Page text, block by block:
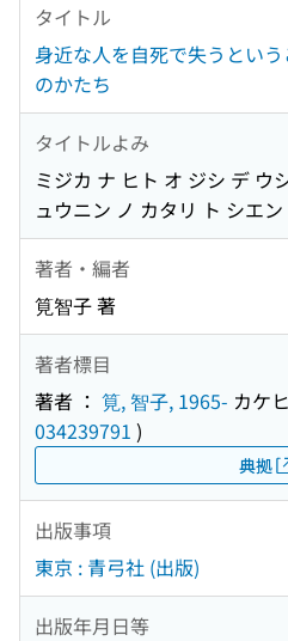
タイトル
身近な人を自死で失うとい
のかたち
タイトルよみ
ミジカ ナ ヒト オ ジシ デ ウ
ュウニン ノ カタリ ト シエ
著者・編者
筧智子 著
著者標目
著者 ： 筧, 智子, 1965- カケ
034239791 )
典拠
出版事項
東京 : 青弓社 (出版)
出版年月日等